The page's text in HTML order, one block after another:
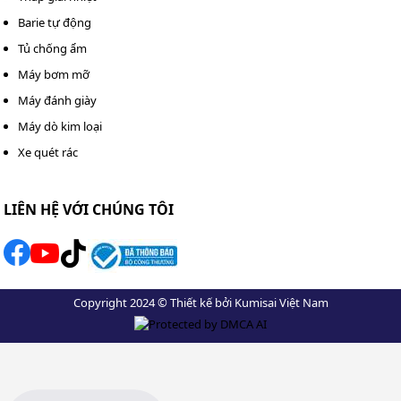
Kosmen KM-60S có thiết kế chắc chắn, bền bỉ theo thời
Bề mặt máy được xử lý theo hướng chống bám bẩn và
dễ lau chùi, phù hợp cả không gian gia đình, văn phòng,
Barie tự động
Tủ chống ẩm
Máy bơm mỡ
Máy đánh giày
Máy dò kim loại
Xe quét rác
LIÊN HỆ VỚI CHÚNG TÔI
Copyright 2024 © Thiết kế bởi Kumisai Việt Nam